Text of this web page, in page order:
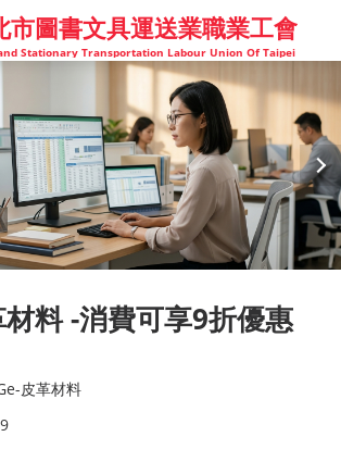
圖書文具運送業職業工會
Stationary Transportation Labour Union Of Taipei
料 -消費可享9折優惠
皮革材料